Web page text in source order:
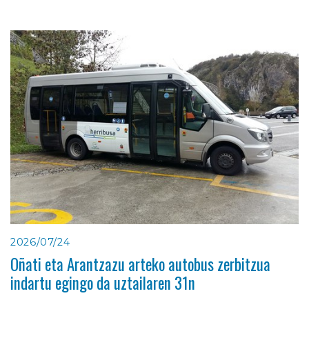
2026/07/24
Oñati eta Arantzazu arteko autobus zerbitzua
indartu egingo da uztailaren 31n